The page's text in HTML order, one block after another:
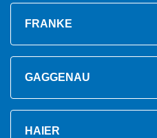
FRANKE
GAGGENAU
HAIER